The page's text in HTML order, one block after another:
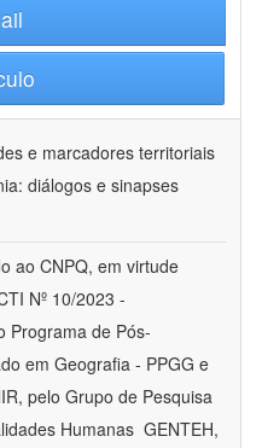
e marcadores territoriais
diálogos e sinapses
ao CNPQ, em virtude
Nº 10/2023 -
Programa de Pós-
em Geografia - PPGG e
pelo Grupo de Pesquisa
Humanas  GENTEH,